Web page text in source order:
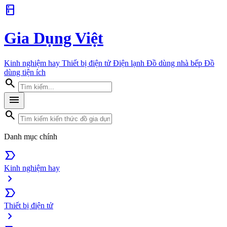
kitchen
Gia Dụng Việt
Kinh nghiệm hay Thiết bị điện tử Điện lạnh Đồ dùng nhà bếp Đồ
dùng tiện ích
search
menu
search
Danh mục chính
label_important
Kinh nghiệm hay
chevron_right
label_important
Thiết bị điện tử
chevron_right